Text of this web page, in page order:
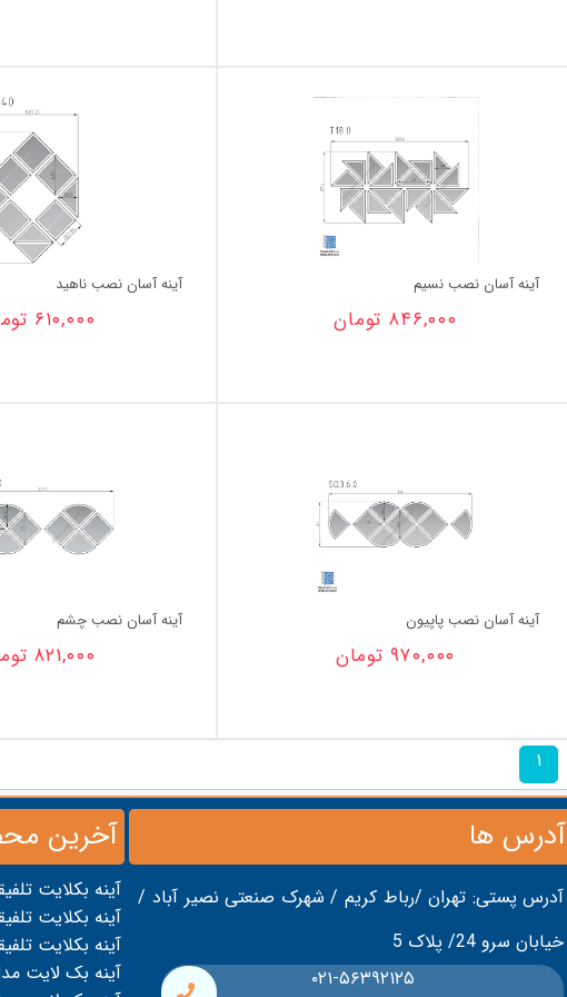
آینه آسان نصب نسیم
۸۴۶,۰۰۰ تومان
آینه آسان نصب ناهید
۶۱۰,۰۰۰
آینه آسان نصب پاپیون
۹۷۰,۰۰۰ تومان
آینه آسان نصب چشم
۸۲۱,۰۰۰
۱
آدرس ها
آدرس پستی: تهران /رباط کریم / شهرک صنعتی نصیر آباد /
خیابان سرو 24/ پلاک 5
۰۲۱-۵۶۳۹۲۱۲۵
آخرین
آینه بکلایت
آینه بکلایت
آینه بکلایت
آینه بک لایت